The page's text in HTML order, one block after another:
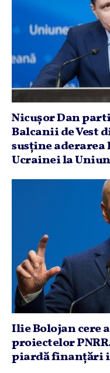
Nicuşor Dan
Balcanii de Vest
susţine aderarea
Ucrainei la
Ilie Bolojan cere
proiectelor
piardă finanţări